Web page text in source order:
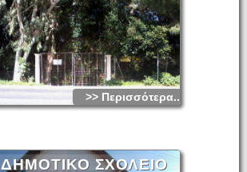
>> Περισσότερα...
ΔΗΜΟΤΙΚΟ ΣΧΟΛΕΙΟ